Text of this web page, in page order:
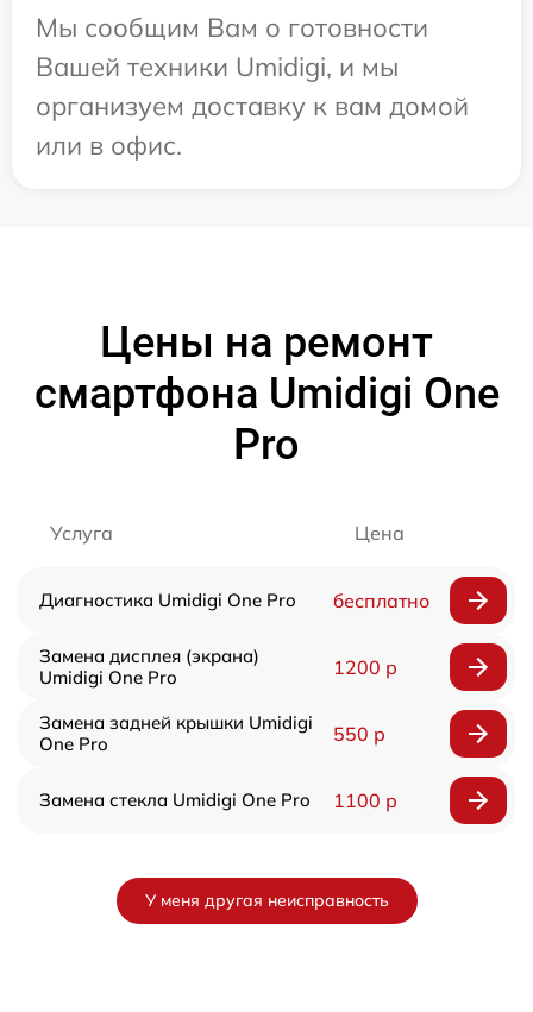
Мы сообщим Вам о готовности
Вашей техники Umidigi, и мы
организуем доставку к вам домой
или в офис.
Цены на ремонт
смартфона Umidigi One
Pro
Услуга Цена
Диагностика Umidigi One Pro бесплатно
Замена дисплея (экрана)
Umidigi One Pro
1200 р
Замена задней крышки Umidigi
One Pro
550 р
Замена стекла Umidigi One Pro 1100 р
У меня другая неисправность